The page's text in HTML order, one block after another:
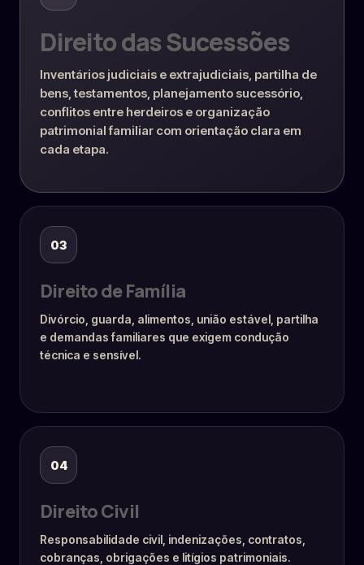
Direito das Sucessões
Inventários judiciais e extrajudiciais, partilha de
bens, testamentos, planejamento sucessório,
conflitos entre herdeiros e organização
patrimonial familiar com orientação clara em
cada etapa.
03
Direito de Família
Divórcio, guarda, alimentos, união estável, partilha
e demandas familiares que exigem condução
técnica e sensível.
04
Direito Civil
Responsabilidade civil, indenizações, contratos,
cobranças, obrigações e litígios patrimoniais.